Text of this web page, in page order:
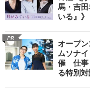
馬・吉
いる』》
PR
オープ
ムソナ
催 仕事
る特別対